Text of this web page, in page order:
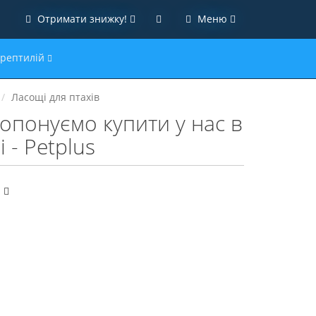
Отримати знижку! Меню
Ласощі для птахів
купити у нас в
- Petplus